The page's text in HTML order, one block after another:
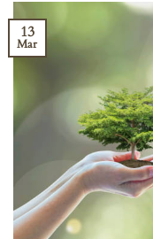
13
Mar